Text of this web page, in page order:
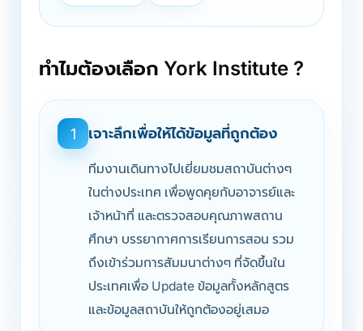
ทำไมต้องเลือก York Institute ?
1 เจาะลึกเพื่อให้ได้ข้อมูลที่ถูกต้อง
ทีมงานเดินทางไปเยี่ยมชมสถาบันต่างๆ
ในต่างประเทศ เพื่อพูดคุยกับอาจารย์และ
เจ้าหน้าที่ และตรวจสอบคุณภาพสถาน
ศึกษา บรรยากาศการเรียนการสอน รวม
ถึงเข้าร่วมการสัมมนาต่างๆ ที่จัดขึ้นใน
ประเทศเพื่อ Update ข้อมูลทั้งหลักสูตร
และข้อมูลสถาบันให้ถูกต้องอยู่เสมอ